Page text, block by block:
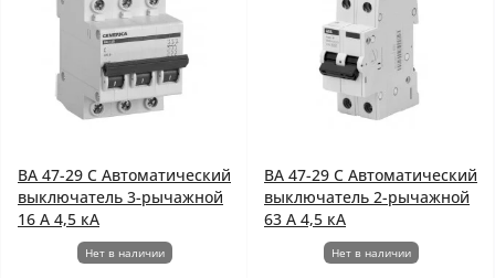
ВА 47-29 C Автоматический
выключатель 3-рычажной
16 А 4,5 кА
Нет в наличии
ВА 47-29 C Автоматический
выключатель 2-рычажной
63 А 4,5 кА
Нет в наличии